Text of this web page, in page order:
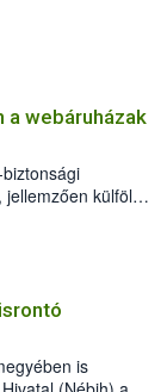
a webáruházak
külföldi
az ilyen
való
is